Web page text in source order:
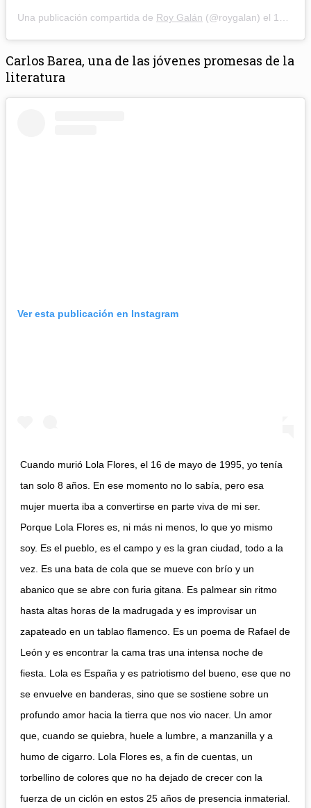
Una publicación compartida de Roy Galán (@roygalan) el 15 May, 2020 a las 4:16 PDT
Carlos Barea, una de las jóvenes promesas de la
literatura
Ver esta publicación en Instagram
Cuando murió Lola Flores, el 16 de mayo de 1995, yo tenía
tan solo 8 años. En ese momento no lo sabía, pero esa
mujer muerta iba a convertirse en parte viva de mi ser.
Porque Lola Flores es, ni más ni menos, lo que yo mismo
soy. Es el pueblo, es el campo y es la gran ciudad, todo a la
vez. Es una bata de cola que se mueve con brío y un
abanico que se abre con furia gitana. Es palmear sin ritmo
hasta altas horas de la madrugada y es improvisar un
zapateado en un tablao flamenco. Es un poema de Rafael de
León y es encontrar la cama tras una intensa noche de
fiesta. Lola es España y es patriotismo del bueno, ese que no
se envuelve en banderas, sino que se sostiene sobre un
profundo amor hacia la tierra que nos vio nacer. Un amor
que, cuando se quiebra, huele a lumbre, a manzanilla y a
humo de cigarro. Lola Flores es, a fin de cuentas, un
torbellino de colores que no ha dejado de crecer con la
fuerza de un ciclón en estos 25 años de presencia inmaterial.